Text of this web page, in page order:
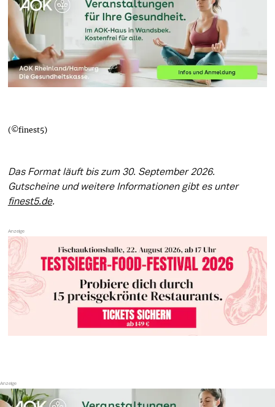
(©finest5)
Das Format läuft bis zum 30. September 2026.
Gutscheine und weitere Informationen gibt es unter
finest5.de.